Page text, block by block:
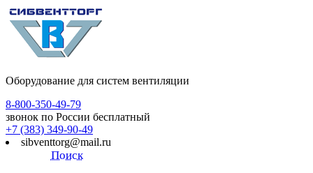
Оборудование для систем вентиляции
8-800-350-49-79
звонок по России бесплатный
+7 (383) 349-90-49
sibventtorg@mail.ru
Поиск